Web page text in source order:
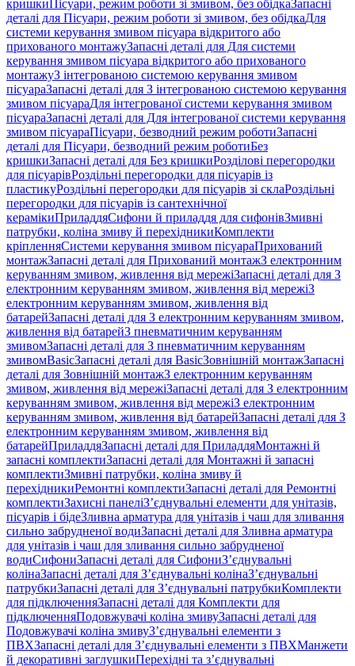
кришкиПісуари, режим роботи зі змивом, без обідкаЗапасні
деталі для Пісуари, режим роботи зі змивом, без обідкаДля
системи керування змивом пісуара відкритого або
прихованого монтажуЗапасні деталі для Для системи
керування змивом пісуара відкритого або прихованого
монтажуЗ інтегрованою системою керування змивом
пісуараЗапасні деталі для З інтегрованою системою керування
змивом пісуараДля інтегрованої системи керування змивом
пісуараЗапасні деталі для Для інтегрованої системи керування
змивом пісуараПісуари, безводний режим роботиЗапасні
деталі для Пісуари, безводний режим роботиБез
кришкиЗапасні деталі для Без кришкиРозділові перегородки
для пісуарівРоздільні перегородки для пісуарів із
пластикуРоздільні перегородки для пісуарів зі склаРоздільні
перегородки для пісуарів із сантехнічної
керамікиПриладдяСифони й приладдя для сифонівЗмивні
патрубки, коліна змиву й перехідникиКомплекти
кріпленняСистеми керування змивом пісуараПрихований
монтажЗапасні деталі для Прихований монтажЗ електронним
керуванням змивом, живлення від мережіЗапасні деталі для З
електронним керуванням змивом, живлення від мережіЗ
електронним керуванням змивом, живлення від
батарейЗапасні деталі для З електронним керуванням змивом,
живлення від батарейЗ пневматичним керуванням
змивомЗапасні деталі для З пневматичним керуванням
змивомBasicЗапасні деталі для BasicЗовнішній монтажЗапасні
деталі для Зовнішній монтажЗ електронним керуванням
змивом, живлення від мережіЗапасні деталі для З електронним
керуванням змивом, живлення від мережіЗ електронним
керуванням змивом, живлення від батарейЗапасні деталі для З
електронним керуванням змивом, живлення від
батарейПриладдяЗапасні деталі для ПриладдяМонтажні й
запасні комплектиЗапасні деталі для Монтажні й запасні
комплектиЗмивні патрубки, коліна змиву й
перехідникиРемонтні комплектиЗапасні деталі для Ремонтні
комплектиЗахисні панеліЗ’єднувальні елементи для унітазів,
пісуарів і бідеЗливна арматура для унітазів і чаш для зливання
сильно забрудненої водиЗапасні деталі для Зливна арматура
для унітазів і чаш для зливання сильно забрудненої
водиСифониЗапасні деталі для СифониЗ’єднувальні
колінаЗапасні деталі для З’єднувальні колінаЗ’єднувальні
патрубкиЗапасні деталі для З’єднувальні патрубкиКомплекти
для підключенняЗапасні деталі для Комплекти для
підключенняПодовжувачі коліна змивуЗапасні деталі для
Подовжувачі коліна змивуЗ’єднувальні елементи з
ПВХЗапасні деталі для З’єднувальні елементи з ПВХМанжети
й декоративні заглушкиПерехідні та з’єднувальні